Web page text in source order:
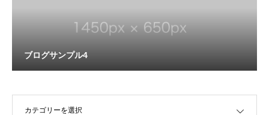
ブログサンプル4